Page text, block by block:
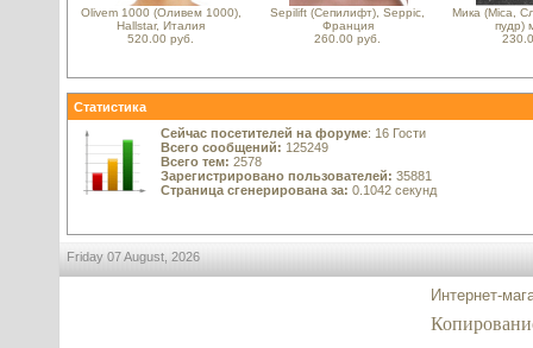
Olivem 1000 (Оливем 1000),
Hallstar, Италия
520.00 руб.
Sepilift (Сепилифт), Seppic,
Франция
260.00 руб.
Мика (Mica,
пудр)
Статистика
Сейчас посетителей на форуме: 16 Гости
Всего сообщений: 125249
Всего тем: 2578
Зарегистрировано пользователей: 35881
Страница сгенерирована за: 0.1042 секунд
Friday 07 August, 2026
Интернет-